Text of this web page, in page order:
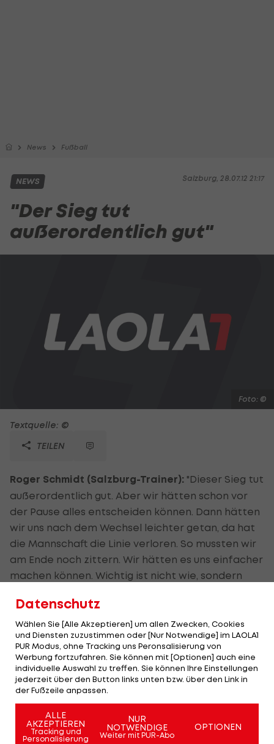
News Fußball
Salzburg, 28.07.12 21:17
NEWS
"Der Sieg tut
außerordentlich gut"
Foto: ©
Textquelle: ©
TEILEN
Roger Schmidt (Salzburg-Trainer): "Dieser Sieg tut
außerordentlich gut. Aber wir hätten schon vor
der Pause alles entscheiden können. Dann hätten
wir uns nach dem Wechsel leichter getan, da hat
die Mannschaft die Linie verloren. So mussten wir
am Ende noch zittern. Wir hätten es uns einfacher
machen können. Wichtig ist nicht wie, sondern
Franz Lederer (Mattersburg):"Wir haben die
erste Hälfte komplett verschlafen. Wir waren
komplett von der Rolle. Es wurde in keinster Weise
für Entlastung gesorgt, Salzburg hat das schamlos
ausgenutzt. Mit dem Anschlusstor und der
Umstellung hat die Mannschaft zu sich gefunden,
das Spiel im Griff gehabt und hätte auch durch
Farkas in Führung gehen können. Meine
Datenschutz
Wählen Sie [Alle Akzeptieren] um allen Zwecken, Cookies
und Diensten zuzustimmen oder [Nur Notwendige] im LAOLA1
PUR Modus, ohne Tracking uns Peronsalisierung von
Werbung fortzufahren. Sie können mit [Optionen] auch eine
individuelle Auswahl zu treffen. Sie können Ihre Einstellungen
jederzeit über den Button links unten bzw. über den Link in
der Fußzeile anpassen.
ALLE
AKZEPTIEREN
Tracking und
Personalisierung
NUR
NOTWENDIGE
Weiter mit PUR-Abo
OPTIONEN